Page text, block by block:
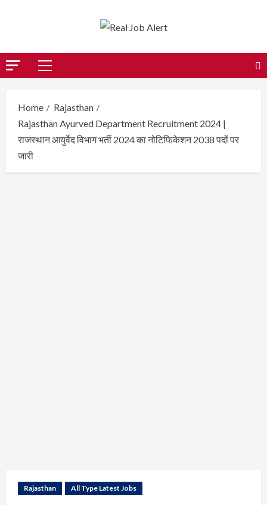
Primary
Home
Rajasthan
Rajasthan Ayurved Department Recruitment 2024 |
राजस्थान आयुर्वेद विभाग भर्ती 2024 का नोटिफिकेशन 2038 पदों पर
जारी
Rajasthan All Type Latest Jobs